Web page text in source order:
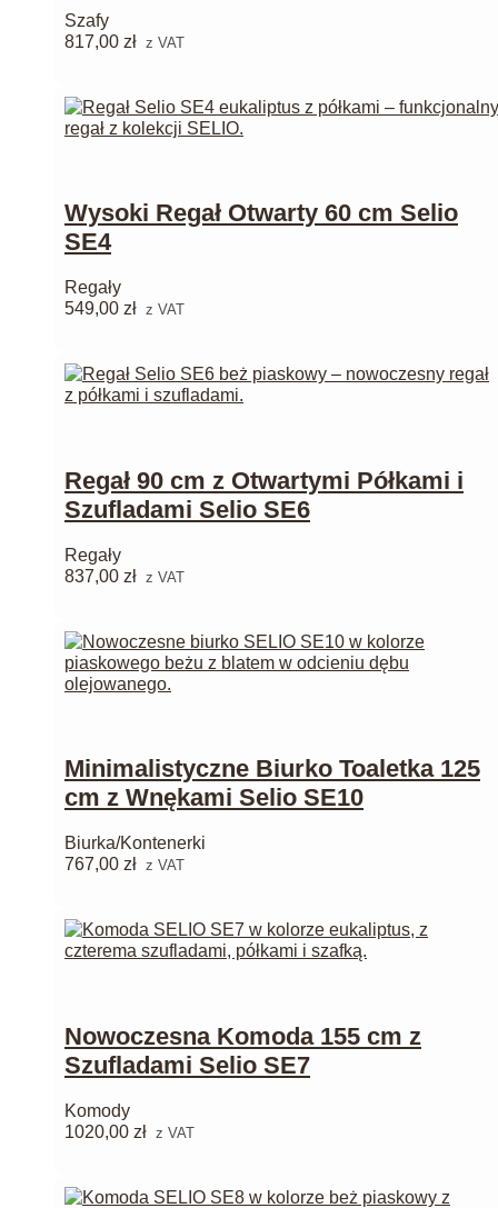
Szafy
817,00 zł z VAT
Wysoki Regał Otwarty 60 cm Selio
SE4
Regały
549,00 zł z VAT
Regał 90 cm z Otwartymi Półkami i
Szufladami Selio SE6
Regały
837,00 zł z VAT
Minimalistyczne Biurko Toaletka 125
cm z Wnękami Selio SE10
Biurka/Kontenerki
767,00 zł z VAT
Nowoczesna Komoda 155 cm z
Szufladami Selio SE7
Komody
1020,00 zł z VAT